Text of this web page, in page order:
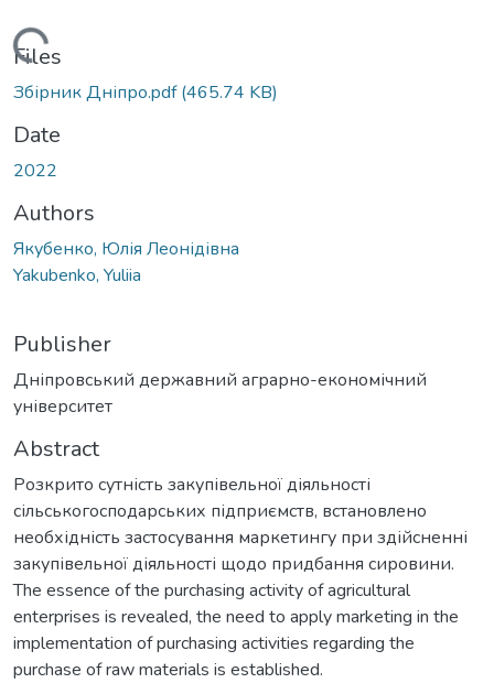
Loading...
Files
Збірник Дніпро.pdf(465.74 KB)
Date
2022
Authors
Якубенко, Юлія Леонідівна
Yakubenko, Yuliia
Publisher
Дніпровський державний аграрно-економічний
університет
Abstract
Розкрито сутність закупівельної діяльності
сільськогосподарських підприємств, встановлено
необхідність застосування маркетингу при здійсненні
закупівельної діяльності щодо придбання сировини.
The essence of the purchasing activity of agricultural
enterprises is revealed, the need to apply marketing in the
implementation of purchasing activities regarding the
purchase of raw materials is established.